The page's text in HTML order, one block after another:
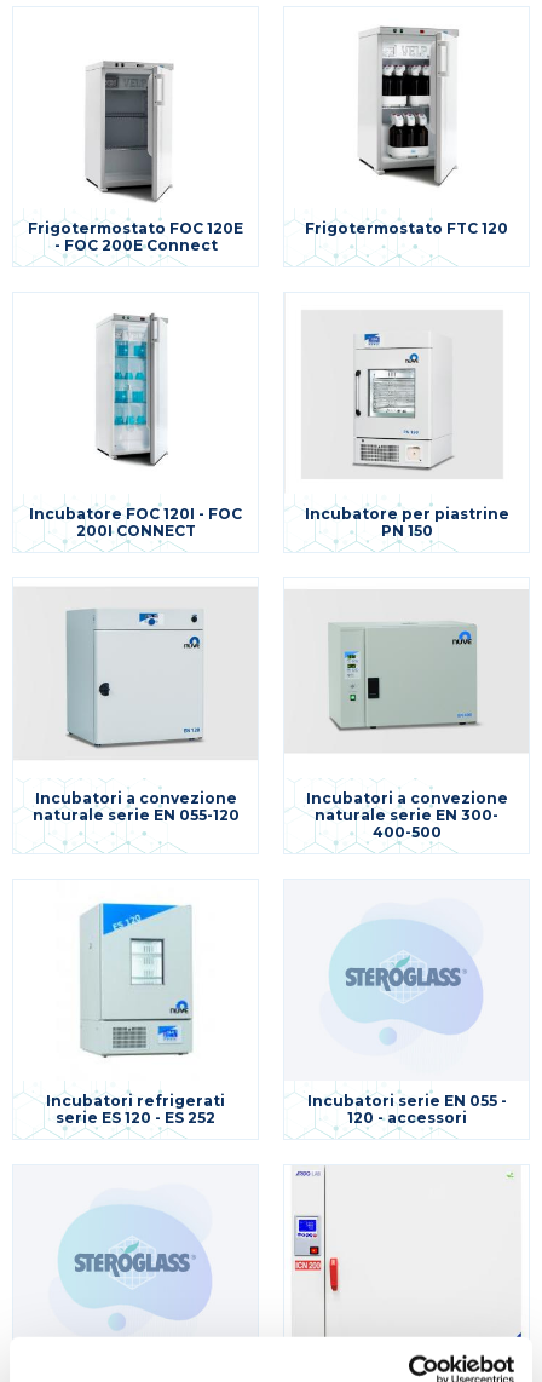
Frigoriferi e congelatori
Generatori di gas
Liofilizzatori
Micropipette
Mulini e omogenizzatori
Microscopi
Phmetri conducimetri ossimetri
Purificatori d'acqua
Sistemi di filtrazione
Spettrofotometri e colorimetri
Termometri e datalogger
Altra strumentazione per applicazioni specifiche
Frigotermostato FOC 120E
- FOC 200E Connect
Frigotermostato FTC 120
Incubatore FOC 120I - FOC
200I CONNECT
Incubatore per piastrine
PN 150
Incubatori a convezione
naturale serie EN 055-120
Incubatori a convezione
naturale serie EN 300-
400-500
Incubatori refrigerati
serie ES 120 - ES 252
Incubatori serie EN 055 -
120 - accessori